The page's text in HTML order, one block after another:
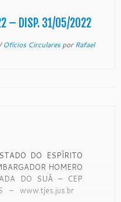
– DISP. 31/05/2022
Ofícios CircularesporRafael
DO ESPÍRITO
HOMERO
DO SUÁ – CEP
– www.tjes.jus.br